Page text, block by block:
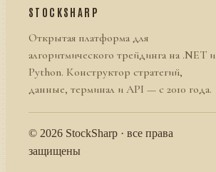
STOCKSHARP
Открытая платформа для
алгоритмического трейдинга на .NET и
Python. Конструктор стратегий,
данные, терминал и API — с 2010 года.
© 2026 StockSharp · все права
защищены